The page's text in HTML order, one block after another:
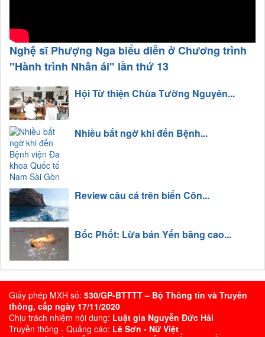
Nghệ sĩ Phượng Nga biểu diễn ở Chương trình
"Hành trình Nhân ái" lần thứ 13
Hội Từ thiện Chùa Tường Nguyên...
Nhiều bất ngờ khi đến Bệnh...
Review câu cá trên biển Côn...
Bốc Phốt: Lừa bán Yến bằng cao...
Giấy phép MXH số: 530/GP-BTTTT – Bộ Thông tin và Truyền
thông, cấp ngày 17/11/2020
Chịu trách nhiệm nội dung: Luật gia Nguyễn Đức Hải
Truyền thông - Quảng cáo: Lê Sơn - Nữ Việt